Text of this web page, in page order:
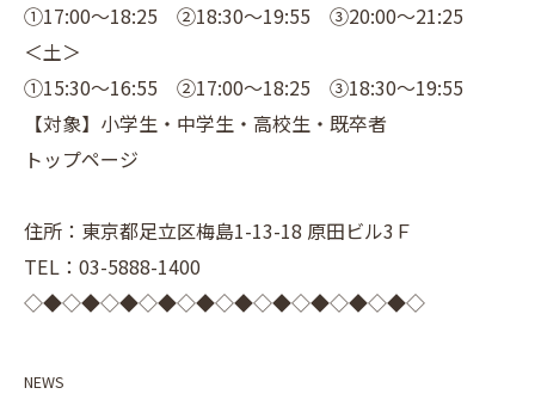
①17:00～18:25 ②18:30～19:55 ③20:00～21:25
＜土＞
①15:30～16:55 ②17:00～18:25 ③18:30～19:55
【対象】小学生・中学生・高校生・既卒者
トップページ
住所：東京都足立区梅島1-13-18 原田ビル3Ｆ
TEL：03-5888-1400
◇◆◇◆◇◆◇◆◇◆◇◆◇◆◇◆◇◆◇◆◇
NEWS